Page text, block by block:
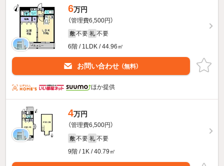
6万円
（管理費6,500円）
敷 不要 礼 不要
6階 / 1LDK / 44.96㎡
お問い合わせ （無料）
ほか提供
4万円
（管理費6,500円）
敷 不要 礼 不要
9階 / 1K / 40.79㎡